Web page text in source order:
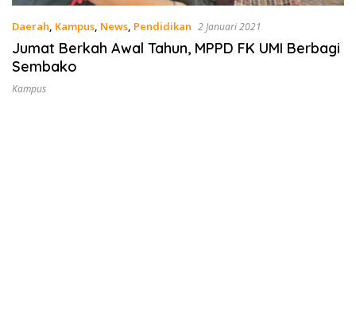
Daerah, Kampus, News, Pendidikan 2 Januari 2021
Jumat Berkah Awal Tahun, MPPD FK UMI Berbagi
Sembako
Kampus